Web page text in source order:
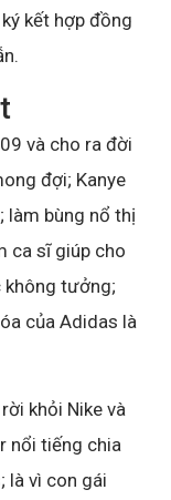
kết hợp đồng
và cho ra đời
đợi; Kanye
làm bùng nổ thị
ca sĩ giúp cho
không tưởng;
của Adidas là
khỏi Nike và
nổi tiếng chia
là vì con gái